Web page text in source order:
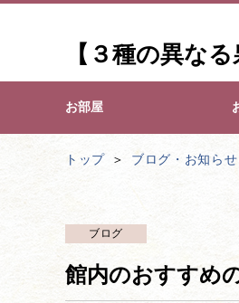
【３種の異な
お部屋
トップ ブログ・お知らせ
ブログ
館内のおすすめ